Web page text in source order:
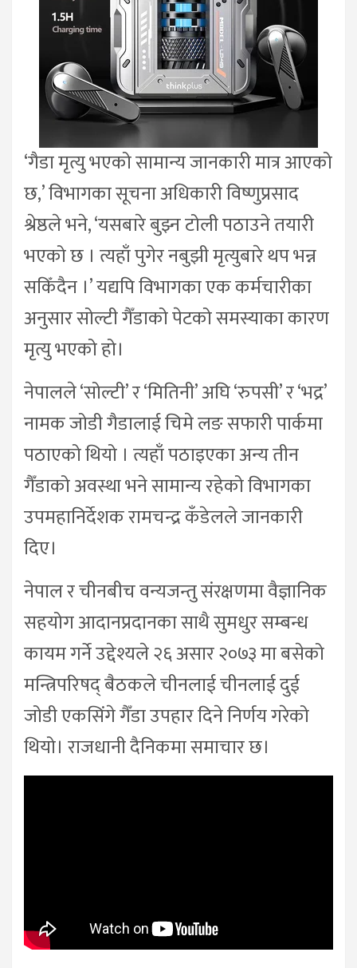
‘गैडा मृत्यु भएको सामान्य जानकारी मात्र आएको
छ,’ विभागका सूचना अधिकारी विष्णुप्रसाद
श्रेष्ठले भने, ‘यसबारे बुझ्न टोली पठाउने तयारी
भएको छ । त्यहाँ पुगेर नबुझी मृत्युबारे थप भन्न
सकिँदैन ।’ यद्यपि विभागका एक कर्मचारीका
अनुसार सोल्टी गैँडाको पेटको समस्याका कारण
मृत्यु भएको हो।
नेपालले ‘सोल्टी’ र ‘मितिनी’ अघि ‘रुपसी’ र ‘भद्र’
नामक जोडी गैडालाई चिमे लङ सफारी पार्कमा
पठाएको थियो । त्यहाँ पठाइएका अन्य तीन
गैँडाको अवस्था भने सामान्य रहेको विभागका
उपमहानिर्देशक रामचन्द्र कँडेलले जानकारी
दिए।
नेपाल र चीनबीच वन्यजन्तु संरक्षणमा वैज्ञानिक
सहयोग आदानप्रदानका साथै सुमधुर सम्बन्ध
कायम गर्ने उद्देश्यले २६ असार २०७३ मा बसेको
मन्त्रिपरिषद् बैठकले चीनलाई चीनलाई दुई
जोडी एकसिंगे गैँडा उपहार दिने निर्णय गरेको
थियो। राजधानी दैनिकमा समाचार छ।